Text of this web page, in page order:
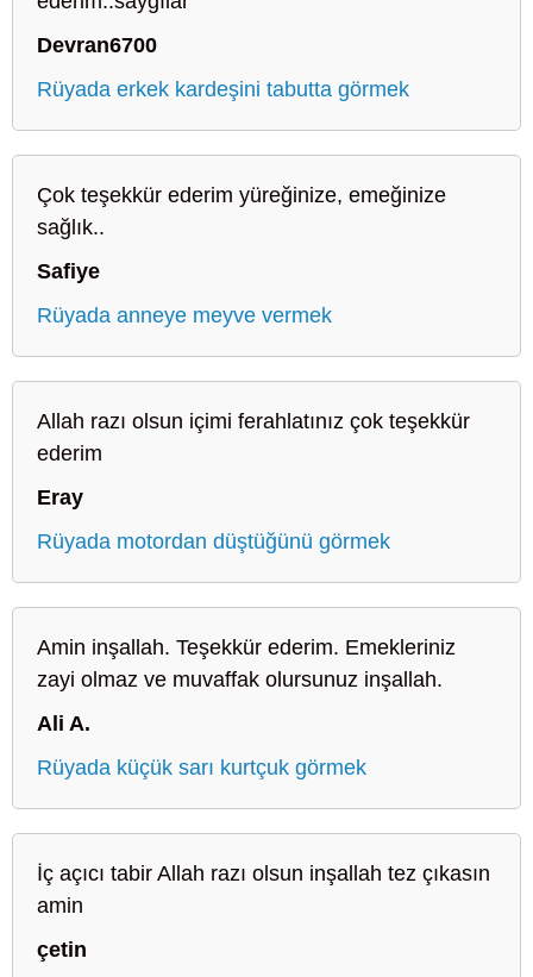
Devran6700
Rüyada erkek kardeşini tabutta görmek
Çok teşekkür ederim yüreğinize, emeğinize
sağlık..
Safiye
Rüyada anneye meyve vermek
Allah razı olsun içimi ferahlatınız çok teşekkür
ederim
Eray
Rüyada motordan düştüğünü görmek
Amin inşallah. Teşekkür ederim. Emekleriniz
zayi olmaz ve muvaffak olursunuz inşallah.
Ali A.
Rüyada küçük sarı kurtçuk görmek
İç açıcı tabir Allah razı olsun inşallah tez çıkasın
amin
çetin